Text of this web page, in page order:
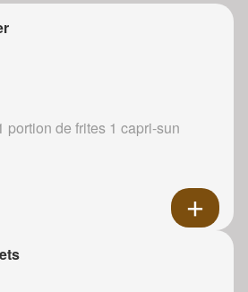
portion de frites 1 capri-sun